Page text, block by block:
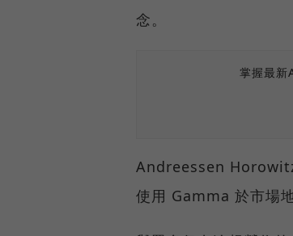
念。
掌握最新
Andreessen
使用 Gamma 於市場